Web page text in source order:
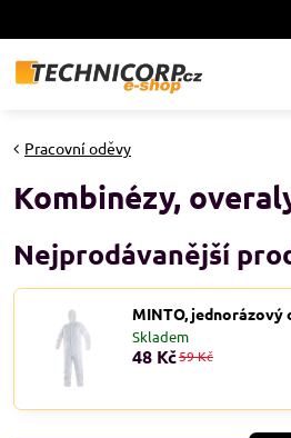
Pracovní oděvy
Kombinézy,
Nejprodávanější
MINTO, jednorázový
Skladem
48 Kč59 Kč